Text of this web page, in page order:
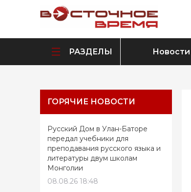
РАЗДЕЛЫ Новости
ГОРЯЧИЕ НОВОСТИ
Русский Дом в Улан-Баторе
передал учебники для
преподавания русского языка и
литературы двум школам
Монголии
08.08.26 18:48